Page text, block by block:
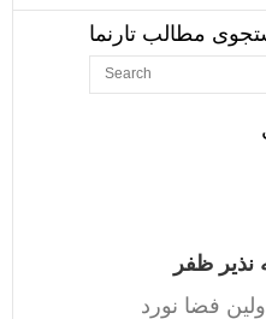
مطالب تارنما
نذیر ظفر
فضا نورد